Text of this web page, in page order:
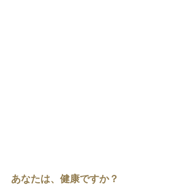
あなたは、健康ですか？